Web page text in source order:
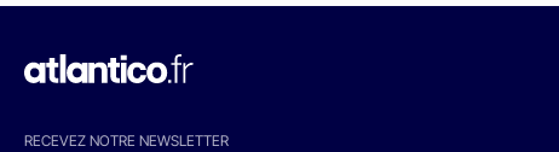
RECEVEZ NOTRE NEWSLETTER